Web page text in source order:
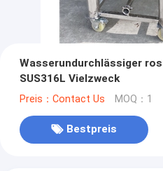
Wasserundurchlässiger
SUS316L Vielzweck
Preis：Contact Us MOQ：1
Bestpreis